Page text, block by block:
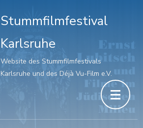
Stummfilmfestival
Karlsruhe
Website des Stummfilmfestivals
Karlsruhe und des Déjà Vu-Film e.V.